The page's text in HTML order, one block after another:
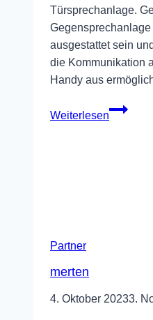
Türsprechanlage.
ausgestattet sein
die Kommunikation
Handy aus
Weiterlesen
Ritto
Partner
merten
4. Oktober 20233.